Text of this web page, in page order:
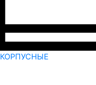
КОРПУСНЫЕ